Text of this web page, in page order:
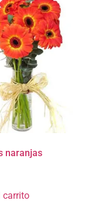
naranjas
carrito